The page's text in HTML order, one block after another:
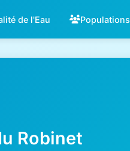
de l'Eau Populations
Robinet